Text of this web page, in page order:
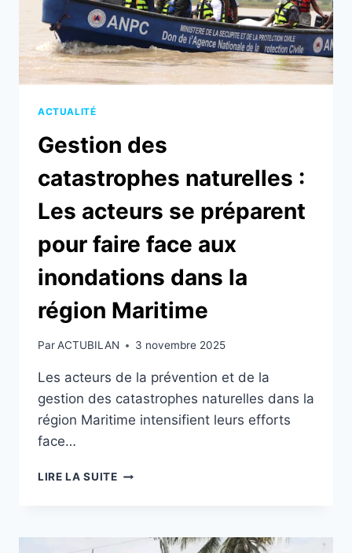
ET
REDÉFINISSENT
LES
PRIORITÉS
ACTUALITÉ
Gestion des
catastrophes naturelles :
Les acteurs se préparent
pour faire face aux
inondations dans la
région Maritime
ParACTUBILAN 3 novembre 2025
Les acteurs de la prévention et de la
gestion des catastrophes naturelles dans la
région Maritime intensifient leurs efforts
face…
LIRE LA SUITEGESTION